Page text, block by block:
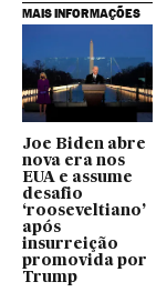
MAIS INFORMAÇÕES
Joe Biden abre
nova era nos
EUA e assume
desafio
‘rooseveltiano’
após
insurreição
promovida por
Trump